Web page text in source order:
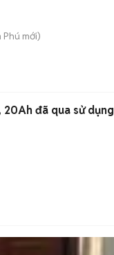
Phú mới)
20Ah đã qua sử dụng